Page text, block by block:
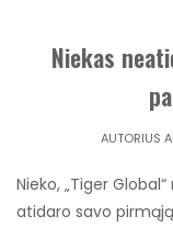
Niekas
AUTORIUS
Nieko, „Tiger
atidaro savo